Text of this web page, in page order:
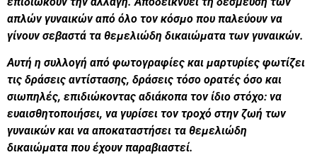
απλών γυναικών από όλο τον κόσμο που παλεύουν να
γίνουν σεβαστά τα θεμελιώδη δικαιώματα των γυναικών.
Αυτή η συλλογή από φωτογραφίες και μαρτυρίες φωτίζει
τις δράσεις αντίστασης, δράσεις τόσο ορατές όσο και
σιωπηλές, επιδιώκοντας αδιάκοπα τον ίδιο στόχο: να
ευαισθητοποιήσει, να γυρίσει τον τροχό στην ζωή των
γυναικών και να αποκαταστήσει τα θεμελιώδη
δικαιώματα που έχουν παραβιαστεί.